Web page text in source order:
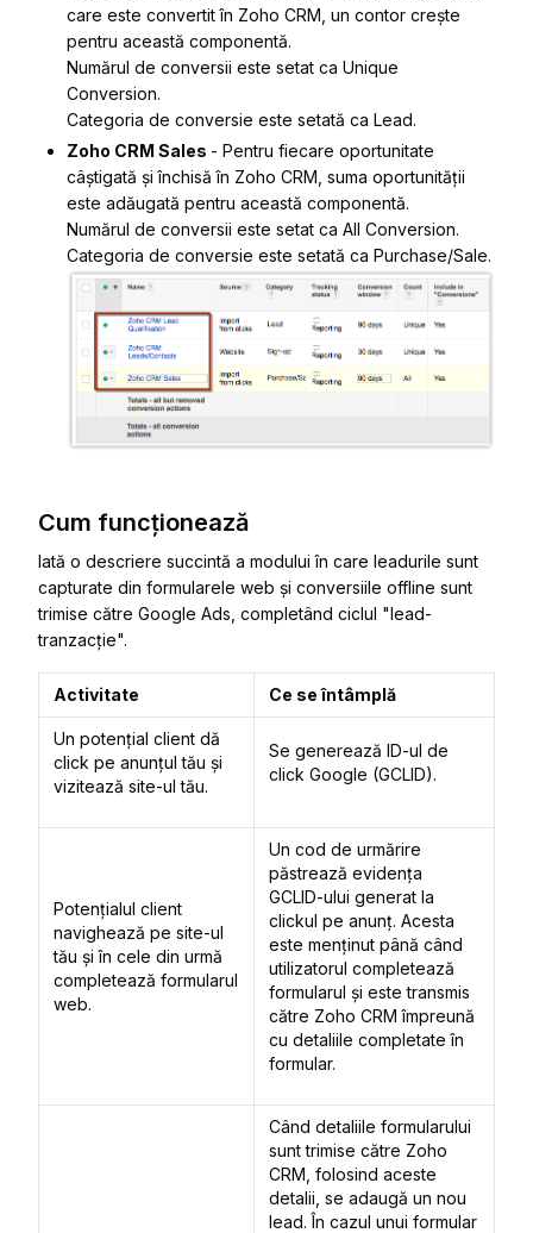
care este convertit în Zoho CRM, un contor crește
pentru această componentă.
Numărul de conversii este setat ca Unique
Conversion.
Categoria de conversie este setată ca Lead.
Zoho CRM Sales - Pentru fiecare oportunitate
câștigată și închisă în Zoho CRM, suma oportunității
este adăugată pentru această componentă.
Numărul de conversii este setat ca All Conversion.
Categoria de conversie este setată ca Purchase/Sale.
Cum funcționează
Iată o descriere succintă a modului în care leadurile sunt
capturate din formularele web și conversiile offline sunt
trimise către Google Ads, completând ciclul "lead-
tranzacție".
Activitate Ce se întâmplă
Un potențial client dă
click pe anunțul tău și
vizitează site-ul tău.
Se generează ID-ul de
click Google (GCLID).
Potențialul client
navighează pe site-ul
tău și în cele din urmă
completează formularul
web.
Un cod de urmărire
păstrează evidența
GCLID-ului generat la
clickul pe anunț. Acesta
este menținut până când
utilizatorul completează
formularul și este transmis
către Zoho CRM împreună
cu detaliile completate în
formular.
Când detaliile formularului
sunt trimise către Zoho
CRM, folosind aceste
detalii, se adaugă un nou
lead. În cazul unui formular